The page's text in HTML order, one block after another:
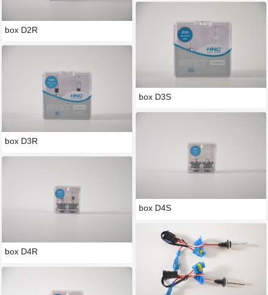
box D2R
box D3R
box D4R
box D3S
box D4S